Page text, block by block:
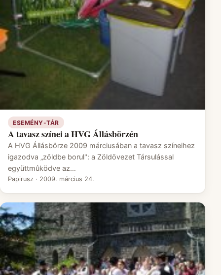
ESEMÉNY-TÁR
A tavasz színei a HVG Állásbörzén
A HVG Állásbörze 2009 márciusában a tavasz színeihez
igazodva „zöldbe borul": a Zöldövezet Társulással
együttmûködve az…
Papirusz · 2009. március 24.